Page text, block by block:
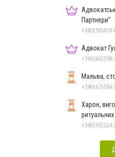
Партнери"
Адвокат
Мальва,
Харон,
+380(95)324-